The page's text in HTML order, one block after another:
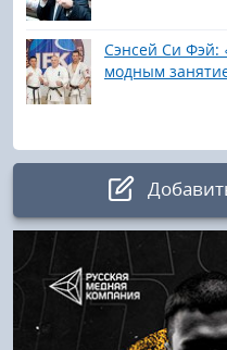
Сэнсей Си Фэй:
модным
Логин: